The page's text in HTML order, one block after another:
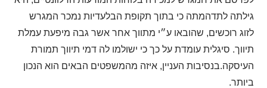
גילתה לתדהמתה כי בתוך תקופת הבלעדיות נמכר המגרש
לזוג רוכשים, שהובאו ע״י מתווך אחר אשר גבה מיפעת עמלת
תיווך. סיגלית עומדת על כך כי ישולמו לה דמי תיווך תמורת
העיסקה.בנסיבות העניין, איזה מהמשפטים הבאים הוא הנכון
ביותר.